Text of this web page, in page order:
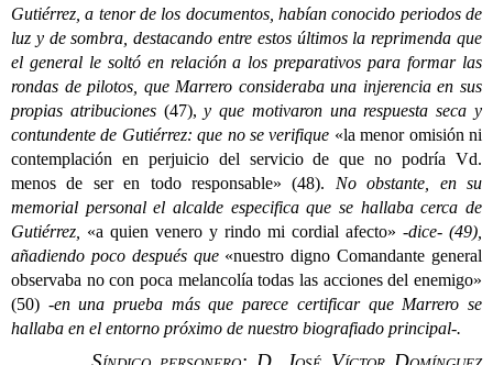
Gutiérrez, a tenor de los documentos, habían conocido periodos de
luz y de sombra, destacando entre estos últimos la reprimenda que
el general le soltó en relación a los preparativos para formar las
rondas de pilotos, que Marrero consideraba una injerencia en sus
propias atribuciones (47),y que motivaron una respuesta seca y
contundente de Gutiérrez: que no se verifique «la menor omisión ni
contemplación en perjuicio del servicio de que no podría Vd.
menos de ser en todo responsable» (48). No obstante, en su
memorial personal el alcalde especifica que se hallaba cerca de
Gutiérrez, «a quien venero y rindo mi cordial afecto» -dice- (49)
añadiendo poco después que «nuestro digno Comandante general
observaba no con poca melancolía todas las acciones del enemigo»
(50) -en una prueba más que parece certificar que Marrero se
hallaba en el entorno próximo de nuestro biografiado principal-.